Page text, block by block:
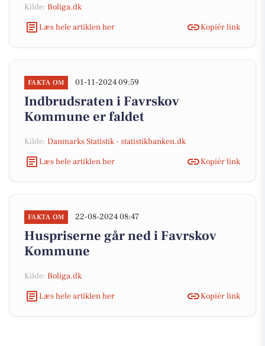
Kilde: Boliga.dk
Læs hele artiklen her
Kopiér link
FAKTA OM 01-11-2024 09:59
Indbrudsraten i Favrskov
Kommune er faldet
Kilde: Danmarks Statistik - statistikbanken.dk
Læs hele artiklen her
Kopiér link
FAKTA OM 22-08-2024 08:47
Huspriserne går ned i Favrskov
Kommune
Kilde: Boliga.dk
Læs hele artiklen her
Kopiér link